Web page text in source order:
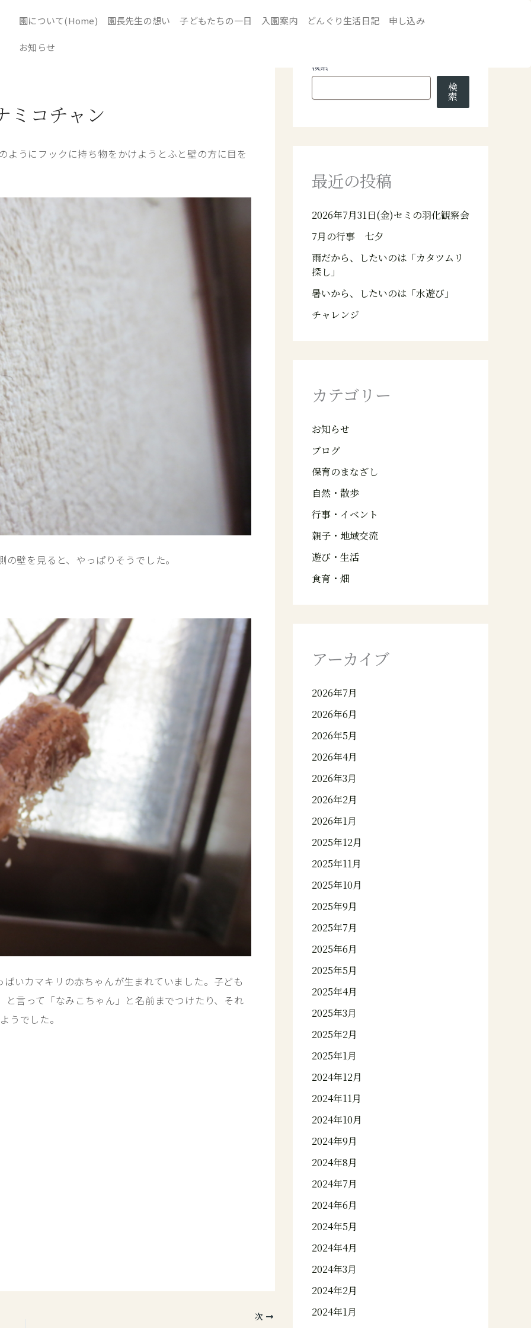
園について(Home) 園長先生の想い 子どもたちの一日 入園案内 どんぐり生活日記 申し込み
お知らせ
コチャン
ようにフックに持ち物をかけようとふと壁の方に目を
壁を見ると、やっぱりそうでした。
いカマキリの赤ちゃんが生まれていました。子ども
言って「なみこちゃん」と名前までつけたり、それ
うでした。
次
検索
検
索
最近の投稿
2026年7月31日(金)セミの羽化観察会
7月の行事 七夕
雨だから、したいのは「カタツムリ
探し」
暑いから、したいのは「水遊び」
チャレンジ
カテゴリー
お知らせ
ブログ
保育のまなざし
自然・散歩
行事・イベント
親子・地域交流
遊び・生活
食育・畑
アーカイブ
2026年7月
2026年6月
2026年5月
2026年4月
2026年3月
2026年2月
2026年1月
2025年12月
2025年11月
2025年10月
2025年9月
2025年7月
2025年6月
2025年5月
2025年4月
2025年3月
2025年2月
2025年1月
2024年12月
2024年11月
2024年10月
2024年9月
2024年8月
2024年7月
2024年6月
2024年5月
2024年4月
2024年3月
2024年2月
2024年1月